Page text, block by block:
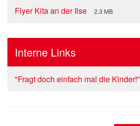
Flyer Kita an der Ilse 2.3 MB
Interne Links
"Fragt doch einfach mal die Kinder!"